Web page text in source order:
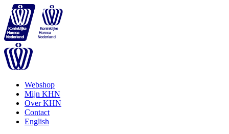
Webshop
Mijn KHN
Over KHN
Contact
English